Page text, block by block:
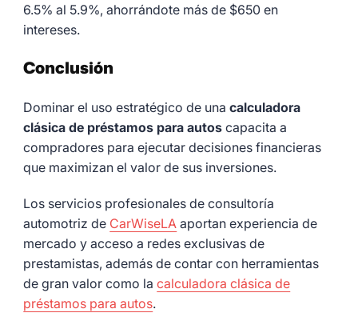
6.5% al 5.9%, ahorrándote más de $650 en
intereses.
Conclusión
Dominar el uso estratégico de unacalculadora
clásica de préstamos para autos capacita a
compradores para ejecutar decisiones financieras
que maximizan el valor de sus inversiones.
Los servicios profesionales de consultoría
automotriz de CarWiseLA aportan experiencia de
mercado y acceso a redes exclusivas de
prestamistas, además de contar con herramientas
de gran valor como lacalculadora clásica de
préstamos para autos.